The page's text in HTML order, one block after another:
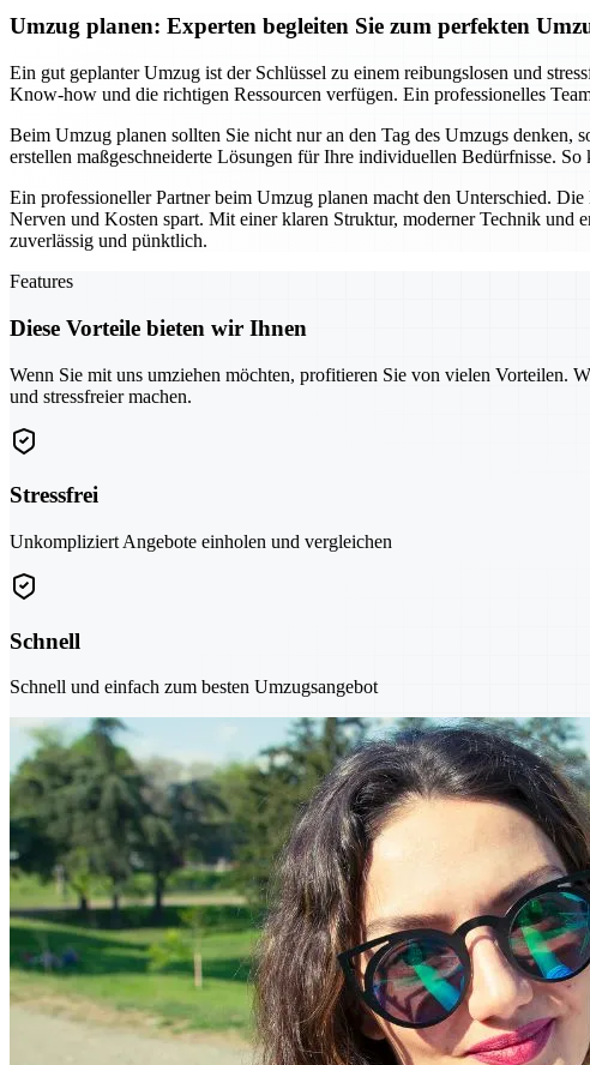
Umzug planen: Experten begleiten Sie zum perfekten
Ein gut geplanter Umzug ist der Schlüssel zu einem reibungslosen und
Know-how und die richtigen Ressourcen verfügen. Ein professionelles
Beim Umzug planen sollten Sie nicht nur an den Tag des Umzugs denken,
erstellen maßgeschneiderte Lösungen für Ihre individuellen Bedürfnisse.
Ein professioneller Partner beim Umzug planen macht den Unterschied.
Nerven und Kosten spart. Mit einer klaren Struktur, moderner Technik und
zuverlässig und pünktlich.
Features
Diese Vorteile bieten wir Ihnen
Wenn Sie mit uns umziehen möchten, profitieren Sie von vielen Vorteilen.
und stressfreier machen.
Stressfrei
Unkompliziert Angebote einholen und vergleichen
Schnell
Schnell und einfach zum besten Umzugsangebot